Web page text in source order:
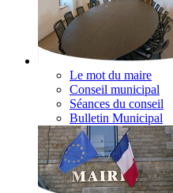
Le mot du maire
Conseil municipal
Séances du conseil
Bulletin Municipal